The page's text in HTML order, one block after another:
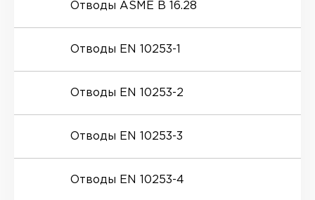
Отводы ASME B 16.28
Отводы EN 10253-1
Отводы EN 10253-2
Отводы EN 10253-3
Отводы EN 10253-4